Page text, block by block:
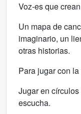
Voz-es que
Un mapa de
imaginario, un
otras historias.
Para jugar con
Jugar en
escucha.